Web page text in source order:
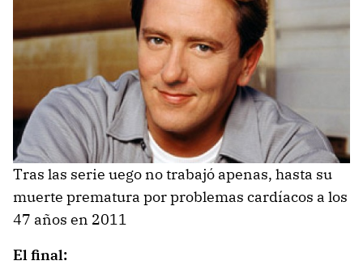
Tras las serie uego no trabajó apenas, hasta su
muerte prematura por problemas cardíacos a los
47 años en 2011
El final: